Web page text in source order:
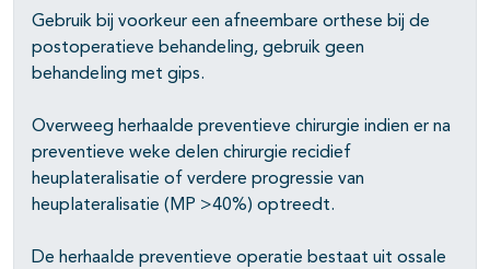
Gebruik bij voorkeur een afneembare orthese bij de
postoperatieve behandeling, gebruik geen
behandeling met gips.
Overweeg herhaalde preventieve chirurgie indien er na
preventieve weke delen chirurgie recidief
heuplateralisatie of verdere progressie van
heuplateralisatie (MP >40%) optreedt.
De herhaalde preventieve operatie bestaat uit ossale